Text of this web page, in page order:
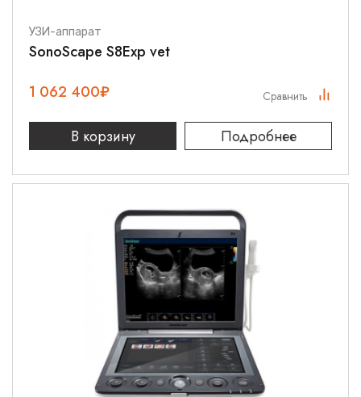
УЗИ-аппарат
SonoScape S8Exp vet
1 062 400₽
В корзину Подробнее
Сравнить